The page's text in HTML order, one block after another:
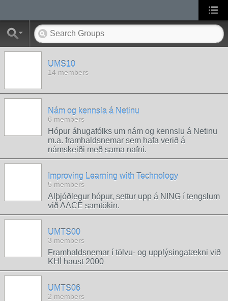
UMS10
14 members
Nám og kennsla á Netinu
6 members
Hópur áhugafólks um nám og kennslu á Netinu
m.a. framhaldsnemar sem hafa verið á
námskeiði með sama nafni.
Improving Learning with Technology
5 members
Alþjóðlegur hópur, settur upp á NING í tengslum
við AACE samtökin.
UMTS00
3 members
Framhaldsnemar í tölvu- og upplýsingatækni við
KHÍ haust 2000
UMTS06
2 members